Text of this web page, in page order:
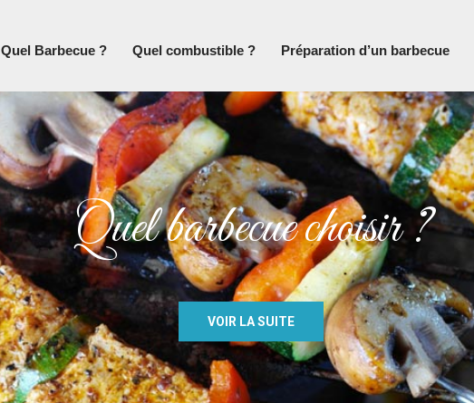
Quel Barbecue ? Quel combustible ? Préparation d’un barbecue
Quel barbecue choisir ?
VOIR LA SUITE